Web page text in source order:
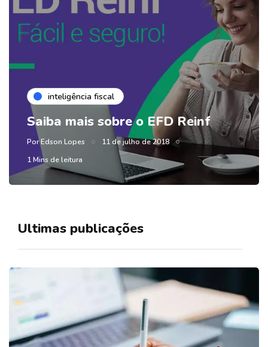
inteligência fiscal
Saiba mais sobre o EFD Reinf
PorEdson Lopes
11 de julho de 2018
1 Mins de leitura
Ultimas publicações